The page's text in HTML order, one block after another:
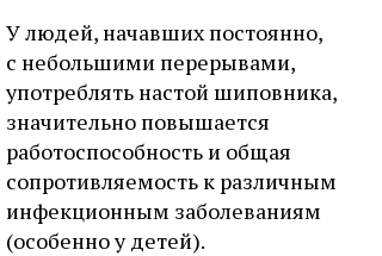
У людей, начавших постоянно,
с небольшими перерывами,
употреблять настой шиповника,
значительно повышается
работоспособность и общая
сопротивляемость к различным
инфекционным заболеваниям
(особенно у детей).